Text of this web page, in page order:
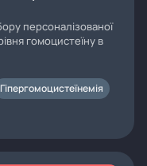
персоналізованої
гомоцистеїну в
Гіпергомоцистеїнемія